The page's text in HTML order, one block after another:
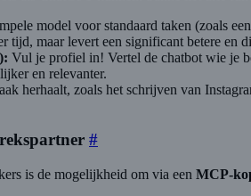
model voor standaard taken (zoals
tijd, maar levert een significant betere en
Vul je profiel in! Vertel de chatbot wie je
en relevanter.
herhaalt, zoals het schrijven van
#
is de mogelijkheid om via een MCP-